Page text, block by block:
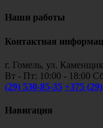
Наши работы
Контактная
г. Гомель, ул.
Вт - Пт: 10:00 - 18:00
(29) 530-85-35 +375
Навигация